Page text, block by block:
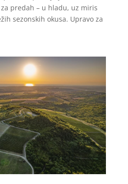
predah – u hladu, uz miris
sezonskih okusa. Upravo za